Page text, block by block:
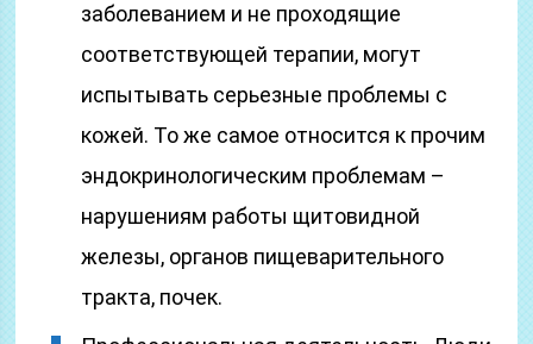
заболеванием и не проходящие
соответствующей терапии, могут
испытывать серьезные проблемы с
кожей. То же самое относится к прочим
эндокринологическим проблемам –
нарушениям работы щитовидной
железы, органов пищеварительного
тракта, почек.